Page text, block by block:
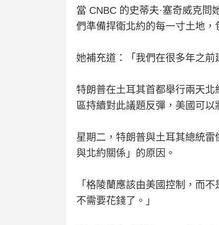
當 CNBC 的史蒂夫·塞奇威克
們準備捍衛北約的每一寸土地，
她補充道：「我們在很多年之前
特朗普在土耳其首都舉行兩天
區持續對此議題反彈，美國可以
星期二，特朗普與土耳其總統
與北約關係」的原因。
「格陵蘭應該由美國控制，而
不需要花錢了。」